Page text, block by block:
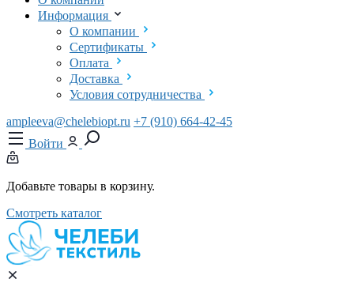
Информация
О компании
Сертификаты
Оплата
Доставка
Условия сотрудничества
ampleeva@chelebiopt.ru +7 (910) 664-42-45
Войти
Добавьте товары в корзину.
Смотреть каталог